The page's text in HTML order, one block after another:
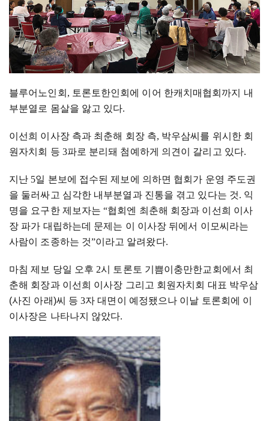
블루어노인회 , 토론토한인회에 이어 한캐치매협회까지 내
부분열로 몸살을 앓고 있다.
이선희 이사장 측과 최춘해 회장 측, 박우삼씨를 위시한 회
원자치회 등 3파로 분리돼 첨예하게 의견이 갈리고 있다.
지난 5일 본보에 접수된 제보에 의하면 협회가 운영 주도권
을 둘러싸고 심각한 내부분열과 진통을 겪고 있다는 것. 익
명을 요구한 제보자는“협회엔 최춘해 회장과 이선희 이사
장 파가 대립하는데 문제는 이 이사장 뒤에서 이모씨라는
사람이 조종하는 것”이라고 알려왔다.
마침 제보 당일 오후 2시 토론토 기쁨이충만한교회에서 최
춘해 회장과 이선희 이사장 그리고 회원자치회 대표 박우삼
(사진 아래)씨 등3자 대면이 예정됐으나 이날 토론회에 이
이사장은 나타나지 않았다.